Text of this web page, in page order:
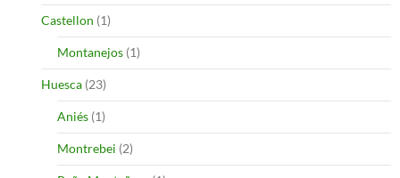
Castellon (1)
Montanejos (1)
Huesca (23)
Aniés (1)
Montrebei (2)